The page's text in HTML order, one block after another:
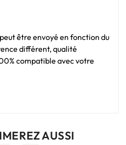
être envoyé en fonction du
différent, qualité
compatible avec votre
AUSSI